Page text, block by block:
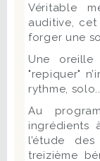
Véritable
auditive,
forger une
Une
"repiquer"
rythme,
Au
ingrédients
l’étude
treizième